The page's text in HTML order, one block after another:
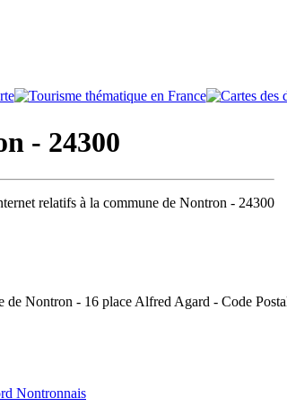
- 24300
relatifs à la commune de Nontron - 24300
de Nontron - 16 place Alfred Agard - Code
Nontronnais